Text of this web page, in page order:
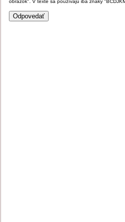
obrázok". V texte sa používajú iba znaky